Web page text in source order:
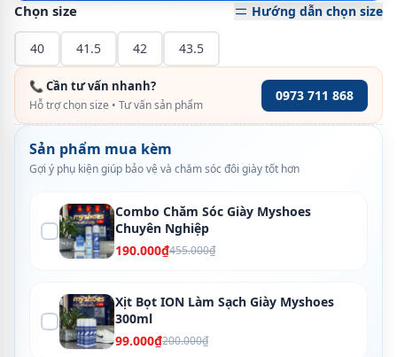
Chọn size Hướng dẫn chọn size
40 41.5 42 43.5
📞 Cần tư vấn nhanh?
Hỗ trợ chọn size • Tư vấn sản phẩm
0973 711 868
Sản phẩm mua kèm
Gợi ý phụ kiện giúp bảo vệ và chăm sóc đôi giày tốt hơn
Combo Chăm Sóc Giày Myshoes
Chuyên Nghiệp
190.000₫455.000₫
Xịt Bọt ION Làm Sạch Giày Myshoes
300ml
99.000₫200.000₫